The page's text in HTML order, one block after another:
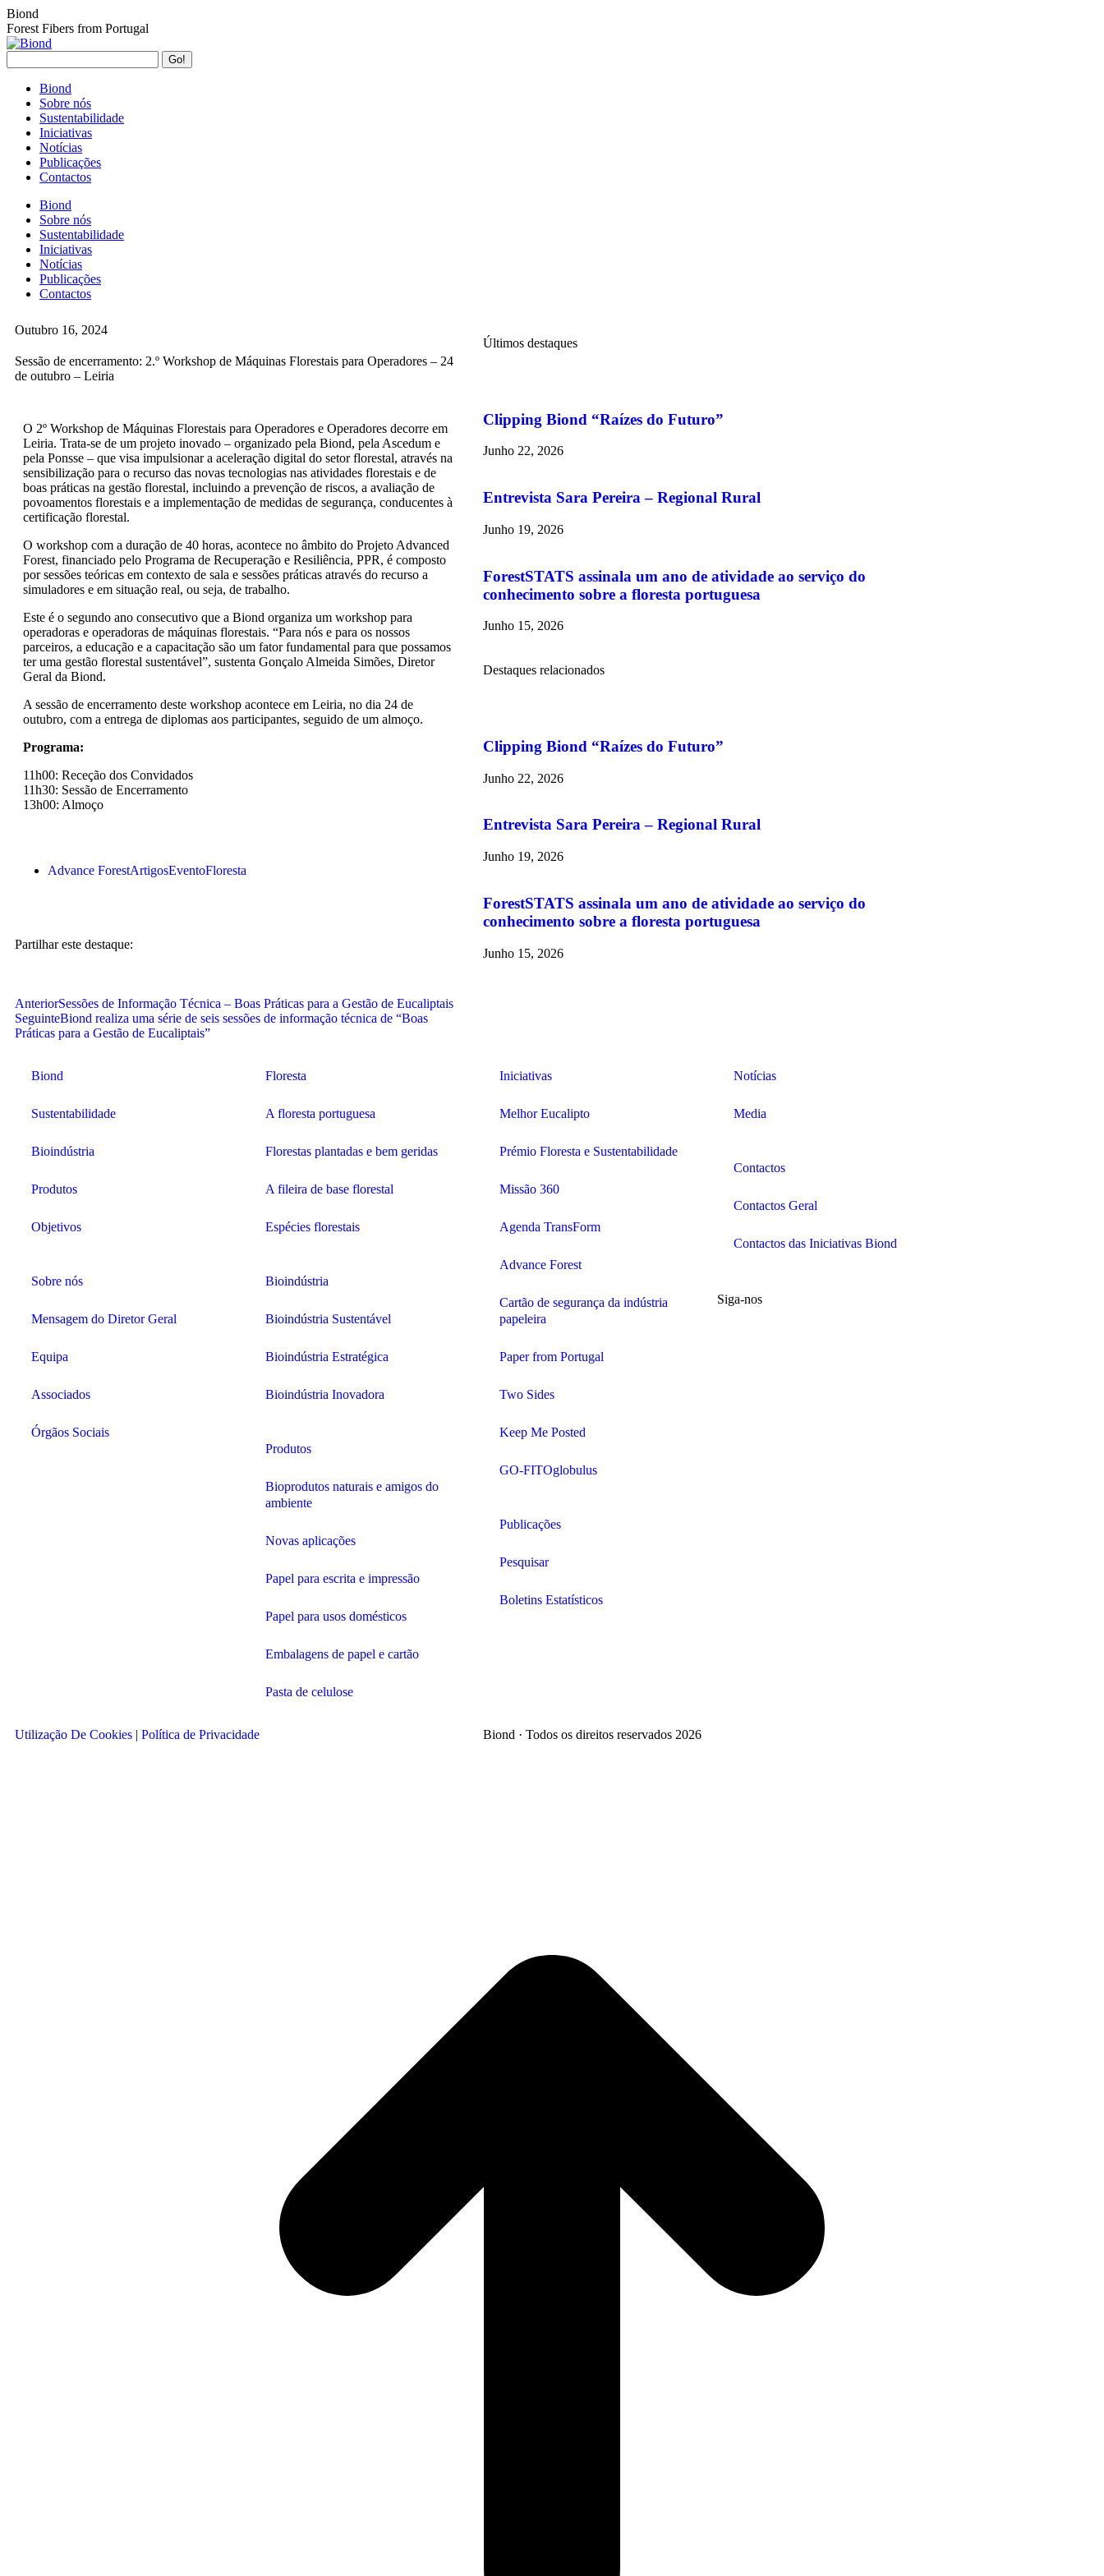
Biond
Forest Fibers from Portugal
Biond
Sobre nós
Sustentabilidade
Iniciativas
Notícias
Publicações
Contactos
Biond
Sobre nós
Sustentabilidade
Iniciativas
Notícias
Publicações
Contactos
Outubro 16, 2024
Sessão de encerramento: 2.º Workshop de Máquinas Florestais para Operadores – 24
de outubro – Leiria
O 2º Workshop de Máquinas Florestais para Operadores e Operadores decorre em
Leiria. Trata-se de um projeto inovado – organizado pela Biond, pela Ascedum e
pela Ponsse – que visa impulsionar a aceleração digital do setor florestal, através na
sensibilização para o recurso das novas tecnologias nas atividades florestais e de
boas práticas na gestão florestal, incluindo a prevenção de riscos, a avaliação de
povoamentos florestais e a implementação de medidas de segurança, conducentes à
certificação florestal.
O workshop com a duração de 40 horas, acontece no âmbito do Projeto Advanced
Forest, financiado pelo Programa de Recuperação e Resiliência, PPR, é composto
por sessões teóricas em contexto de sala e sessões práticas através do recurso a
simuladores e em situação real, ou seja, de trabalho.
Este é o segundo ano consecutivo que a Biond organiza um workshop para
operadoras e operadoras de máquinas florestais. “Para nós e para os nossos
parceiros, a educação e a capacitação são um fator fundamental para que possamos
ter uma gestão florestal sustentável”, sustenta Gonçalo Almeida Simões, Diretor
Geral da Biond.
A sessão de encerramento deste workshop acontece em Leiria, no dia 24 de
outubro, com a entrega de diplomas aos participantes, seguido de um almoço.
Programa:
11h00: Receção dos Convidados
11h30: Sessão de Encerramento
13h00: Almoço
Advance ForestArtigosEventoFloresta
Partilhar este destaque:
AnteriorSessões de Informação Técnica – Boas Práticas para a Gestão de Eucaliptais
SeguinteBiond realiza uma série de seis sessões de informação técnica de “Boas
Práticas para a Gestão de Eucaliptais”
Últimos destaques
Clipping Biond “Raízes do Futuro”
Junho 22, 2026
Entrevista Sara Pereira – Regional Rural
Junho 19, 2026
ForestSTATS assinala um ano de atividade ao serviço do
conhecimento sobre a floresta portuguesa
Junho 15, 2026
Destaques relacionados
Clipping Biond “Raízes do Futuro”
Junho 22, 2026
Entrevista Sara Pereira – Regional Rural
Junho 19, 2026
ForestSTATS assinala um ano de atividade ao serviço do
conhecimento sobre a floresta portuguesa
Junho 15, 2026
Biond
Sustentabilidade
Bioindústria
Produtos
Objetivos
Sobre nós
Mensagem do Diretor Geral
Equipa
Associados
Órgãos Sociais
Floresta
A floresta portuguesa
Florestas plantadas e bem geridas
A fileira de base florestal
Espécies florestais
Bioindústria
Bioindústria Sustentável
Bioindústria Estratégica
Bioindústria Inovadora
Produtos
Bioprodutos naturais e amigos do
ambiente
Novas aplicações
Papel para escrita e impressão
Papel para usos domésticos
Embalagens de papel e cartão
Pasta de celulose
Iniciativas
Melhor Eucalipto
Prémio Floresta e Sustentabilidade
Missão 360
Agenda TransForm
Advance Forest
Cartão de segurança da indústria
papeleira
Paper from Portugal
Two Sides
Keep Me Posted
GO-FITOglobulus
Publicações
Pesquisar
Boletins Estatísticos
Notícias
Media
Contactos
Contactos Geral
Contactos das Iniciativas Biond
Siga-nos
Utilização De Cookies | Política de Privacidade Biond · Todos os direitos reservados 2026